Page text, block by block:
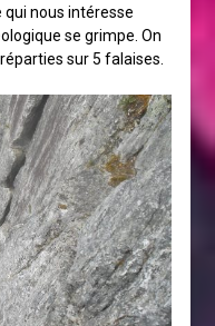
qui nous intéresse
se grimpe. On
sur 5 falaises.